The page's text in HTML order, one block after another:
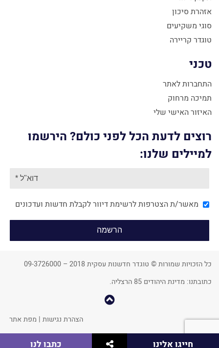
אזהרת סיכון
סוגי משקיעים
טוגדר קריירה
טכני
התחברות לאתר
תמיכה מרחוק
האיזור האישי שלי
רוצים לדעת הכל לפני כולם? הירשמו
למיילים שלנו:
מאשר/ת הצטרפות לרשימת דיוור לקבלת חדשות ועדכונים
כל הזכויות שמורות © טוגדר חדשנות עסקית 2018 – 09-3726000
כתובתנו: מדינת היהודים 85 הרצליה.
קפוץ
הצהרת נגישות | מפת אתר
חייגו אלינו שתף כתבו לנו